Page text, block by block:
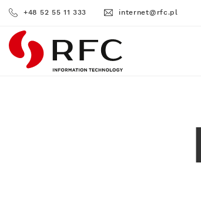
+48 52 55 11 333 internet@rfc.pl
RFC